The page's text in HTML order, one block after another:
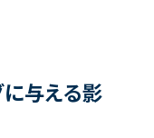
与える影